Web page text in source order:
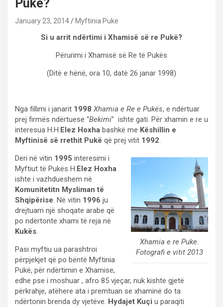
Pukë?
January 23, 2014 Myftinia Puke
Si u arrit ndërtimi i Xhamisë së re Pukë?
Përurimi i Xhamisë së Re të Pukës
(Ditë e hënë, ora 10, datë 26 janar 1998)
Nga fillimi i janarit 1998 Xhamia e Re e Pukës, e ndërtuar
prej firmës ndërtuese “Bekimi” ishte gati. Për xhamin e re u
interesua H.H.Elez Hoxha bashkë me Këshillin e
Myftinisë së rrethit Pukë që prej vitit 1992.
Xhamia e re Puke.
Fotografi e vitit 2013
Deri në vitin 1995 interesimi i
Myftiut të Pukës H.Elez Hoxha
ishte i vazhdueshem në
Komunitetitn Mysliman të
Shqipërise. Në vitin 1996 ju
drejtuam një shoqate arabe që
po ndërtonte xhami të reja në
Kukës.
Pasi myftiu ua parashtroi
përpjekjet që po bëntë Myftinia
Pukë, për ndërtimin e Xhamise,
edhe pse i moshuar , afro 85 vjeçar, nuk kishte gjetë
përkrahje, atëhere ata i premtuan se xhaminë do ta
ndërtonin brenda dy vjetëve. Hydajet Kuçi u paraqiti